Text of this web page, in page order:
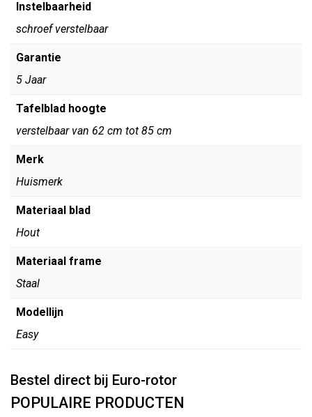
Instelbaarheid
schroef verstelbaar
Garantie
5 Jaar
Tafelblad hoogte
verstelbaar van 62 cm tot 85 cm
Merk
Huismerk
Materiaal blad
Hout
Materiaal frame
Staal
Modellijn
Easy
Bestel direct bij Euro-rotor
POPULAIRE PRODUCTEN